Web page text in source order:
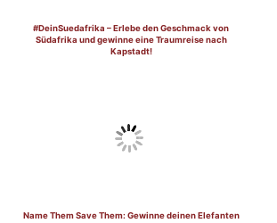
#DeinSuedafrika – Erlebe den Geschmack von
Südafrika und gewinne eine Traumreise nach
Kapstadt!
Name Them Save Them: Gewinne deinen Elefanten